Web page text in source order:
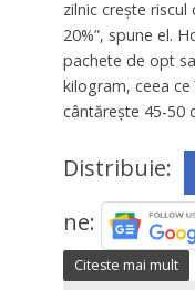
zilnic crește
20%”, spune el.
pachete de opt
kilogram, ceea
cântărește 45-50
Distribuie:
ne:
Citeste mai mult